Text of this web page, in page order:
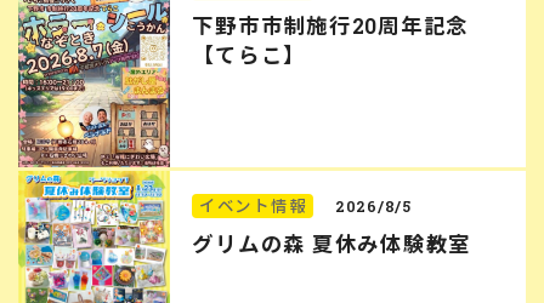
下野市市制施行20周年記念
【てらこ】
イベント情報 2026/8/5
グリムの森 夏休み体験教室